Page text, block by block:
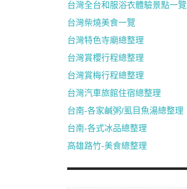
台灣全台和服浴衣體驗景點一覽
台灣柴燒美食一覽
台灣特色寺廟總整理
台灣賞櫻行程總整理
台灣賞梅行程總整理
台灣汽車旅館住宿總整理
台南-各家鹹粥/虱目魚湯總整理
台南-各式冰品總整理
高雄路竹-美食總整理